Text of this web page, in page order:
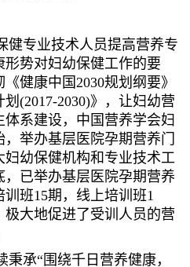
专业技术人员提高营养专
势对妇幼保健工作的要
健康中国2030规划纲要》
(2017-2030)》，让妇幼营
系建设，中国营养学会妇
，举办基层医院孕期营养门
幼保健机构和专业技术工
，已举办基层医院孕期营养
班15期，线上培训班1
极大地促进了受训人员的营
承“围绕千日营养健康，